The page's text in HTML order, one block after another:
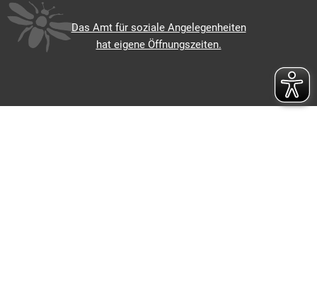
Das Amt für soziale Angelegenheiten
hat eigene Öffnungszeiten.